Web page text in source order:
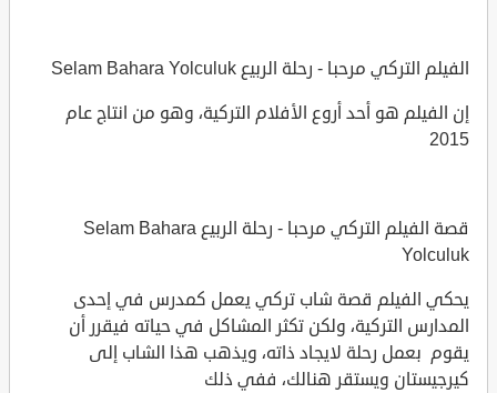
الفيلم التركي مرحبا - رحلة الربيع Selam Bahara Yolculuk
إن الفيلم هو أحد أروع الأفلام التركية، وهو من انتاج عام
2015
قصة الفيلم التركي مرحبا - رحلة الربيع Selam Bahara
Yolculuk
يحكي الفيلم قصة شاب تركي يعمل كمدرس في إحدى
المدارس التركية، ولكن تكثر المشاكل في حياته فيقرر أن
يقوم بعمل رحلة لايجاد ذاته، ويذهب هذا الشاب إلى
كيرجيستان ويستقر هنالك، ففي ذلك